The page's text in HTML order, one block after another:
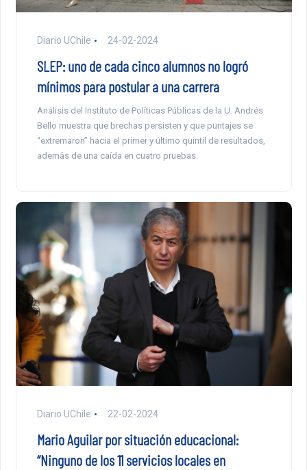
Diario UChile 24-02-2024
SLEP: uno de cada cinco alumnos no logró
mínimos para postular a una carrera
Análisis del Instituto de Políticas Públicas de la U. Andrés
Bello muestra que brechas persisten y que puntajes se
“extremaron” hacia el primer y último quintil de resultados,
además de una caída en cuatro pruebas.
Diario UChile 22-02-2024
Mario Aguilar por situación educacional:
“Ninguno de los 11 servicios locales en